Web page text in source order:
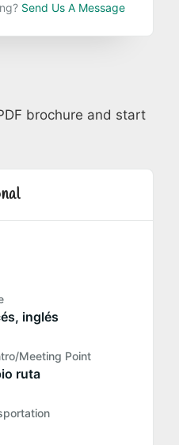
Send Us A Message
brochure and start
inglés
Meeting Point
ruta